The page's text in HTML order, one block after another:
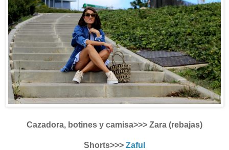
Cazadora, botines y camisa>>> Zara (rebajas)
Shorts>>> Zaful